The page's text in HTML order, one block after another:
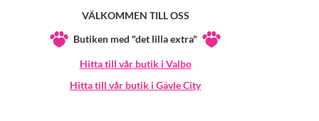
VÄLKOMMEN TILL OSS
Butiken med "det lilla extra"
Hitta till vår butik i Valbo
Hitta till vår butik i Gävle City